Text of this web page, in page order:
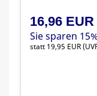
16,96 EUR
Sie sparen
statt 19,95 EUR(